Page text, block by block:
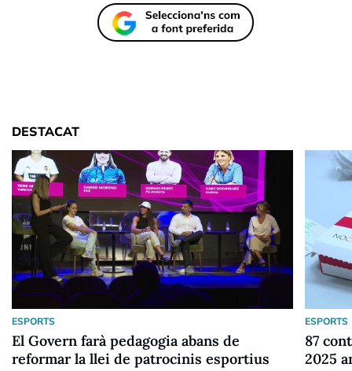
DESTACAT
ESPORTS
El Govern farà pedagogia abans de
reformar la llei de patrocinis esportius
ESPORTS
87
2025